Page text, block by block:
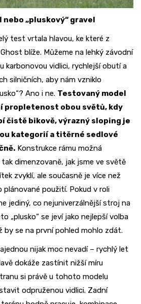
„pluskový“ gravel
test vrtala hlavou, ke které z
blíže. Můžeme na lehký závodní
karbonovou vidlici, rychlejší obutí a
silničních, aby nám vzniklo
Ano i ne. Testovaný model
propletenost obou světů, kdy
čistě bikově, výrazný sloping je
kategorií a titěrné sedlové
Konstrukce rámu možná
dimenzovaně, jak jsme ve světě
zvyklí, ale současně je více než
použití. Pokud v roli
jediný, co nejuniverzálnější stroj na
„plusko“ se jeví jako nejlepší volba
by se na první pohled mohlo zdát.
nijak moc nevadí – rychlý let
dokáže zastínit nižší míru
si právě u tohoto modelu
odpruženou vidlici. Zadní